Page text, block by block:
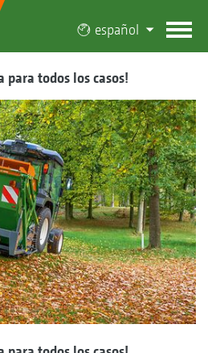
español
para todos los casos!